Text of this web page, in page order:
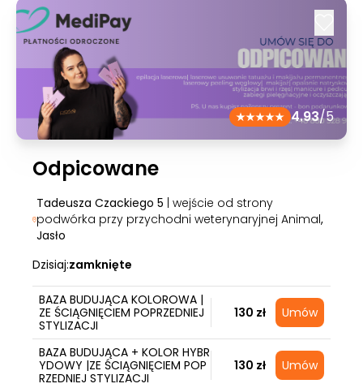
4.93/5
Odpicowane
Tadeusza Czackiego 5 | wejście od strony
podwórka przy przychodni weterynaryjnej Animal,
Jasło
Dzisiaj:zamknięte
BAZA BUDUJĄCA KOLOROWA |
ZE ŚCIĄGNIĘCIEM POPRZEDNIEJ
STYLIZACJI
130 zł Umów
BAZA BUDUJĄCA + KOLOR HYBR
YDOWY |ZE ŚCIĄGNIĘCIEM POP
RZEDNIEJ STYLIZACJI
130 zł Umów